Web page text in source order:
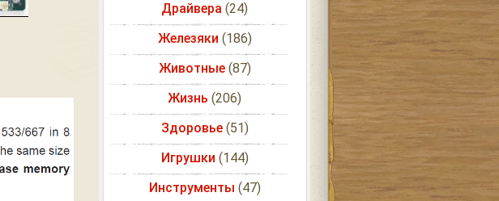
Драйвера (24)
Железяки (186)
Животные(87)
Жизнь (206)
Здоровье(51)
Игрушки (144)
Инструменты (47)